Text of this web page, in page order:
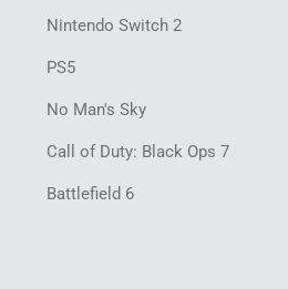
Nintendo Switch 2
PS5
No Man's Sky
Call of Duty: Black Ops 7
Battlefield 6